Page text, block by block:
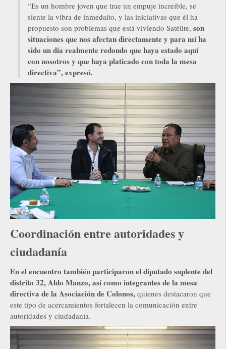
“Es un hombre joven que trae un empuje increíble, se
siente la vibra de inmedaito, y las iniciativas que él ha
propuesto son problemas que está viviendo Satélite, son
situaciones que nos afectan directamente y para mí ha
sido un día realmente redondo que haya estado aquí
con nosotros y que haya platicado con toda la mesa
directiva”, expresó.
Coordinación entre autoridades y
ciudadanía
En el encuentro también participaron el diputado suplente del
distrito 32, Aldo Manzo, así como integrantes de la mesa
directiva de la Asociación de Colonos, quienes destacaron que
este tipo de acercamientos fortalecen la comunicación entre
autoridades y ciudadanía.